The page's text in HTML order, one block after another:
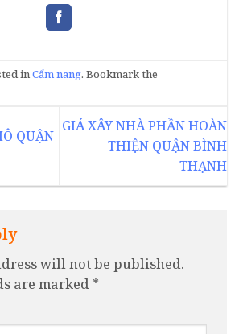
inCẩm nang. Bookmark the
QUẬN
GIÁ XÂY NHÀ PHẦN HOÀN
THIỆN QUẬN BÌNH
THẠNH
will not be published.
are marked *